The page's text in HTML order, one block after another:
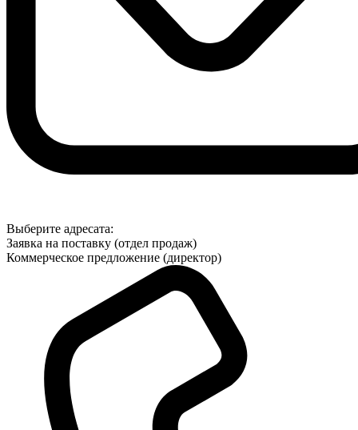
Выберите адресата:
Заявка на поставку (отдел продаж)
Коммерческое предложение (директор)